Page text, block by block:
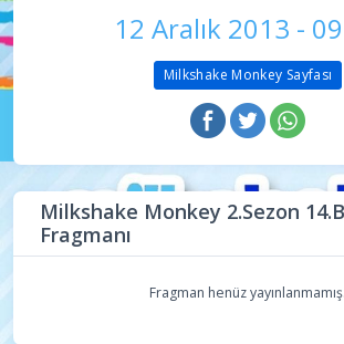
12 Aralık 2013 -
Milkshake Monkey Sayfası
Milkshake Monkey 2.Sezon
Fragmanı
Fragman henüz yayınlanmamış.